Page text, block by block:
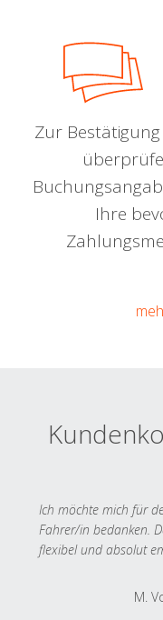
Zur
Ihre
Ich möchte mich für
Fahrer/in bedanken.
flexibel und absolut
M.